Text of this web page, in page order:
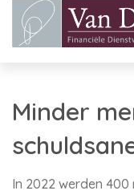
Minder
In 2022 werden 400